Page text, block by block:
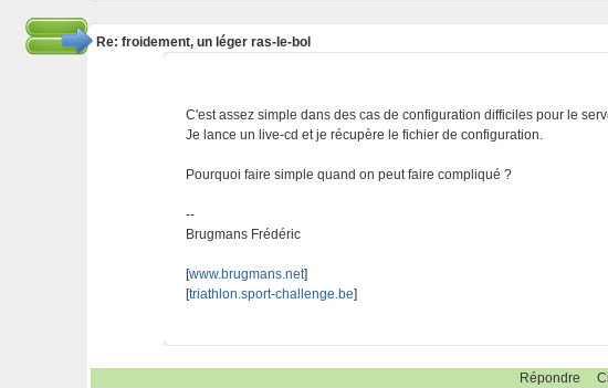
Re: froidement, un léger ras-le-bol
C'est assez simple dans des cas de configuration difficiles pour le
Je lance un live-cd et je récupère le fichier de configuration.
Pourquoi faire simple quand on peut faire compliqué ?
--
Brugmans Frédéric
[www.brugmans.net]
[triathlon.sport-challenge.be]
Répondre